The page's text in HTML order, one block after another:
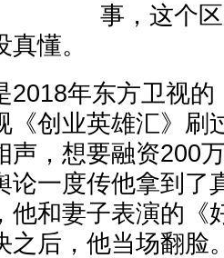
事，这个
懂。
2018年东方卫视
《创业英雄汇》刷
声，想要融资200
论一度传他拿到了
他和妻子表演的《
之后，他当场翻脸